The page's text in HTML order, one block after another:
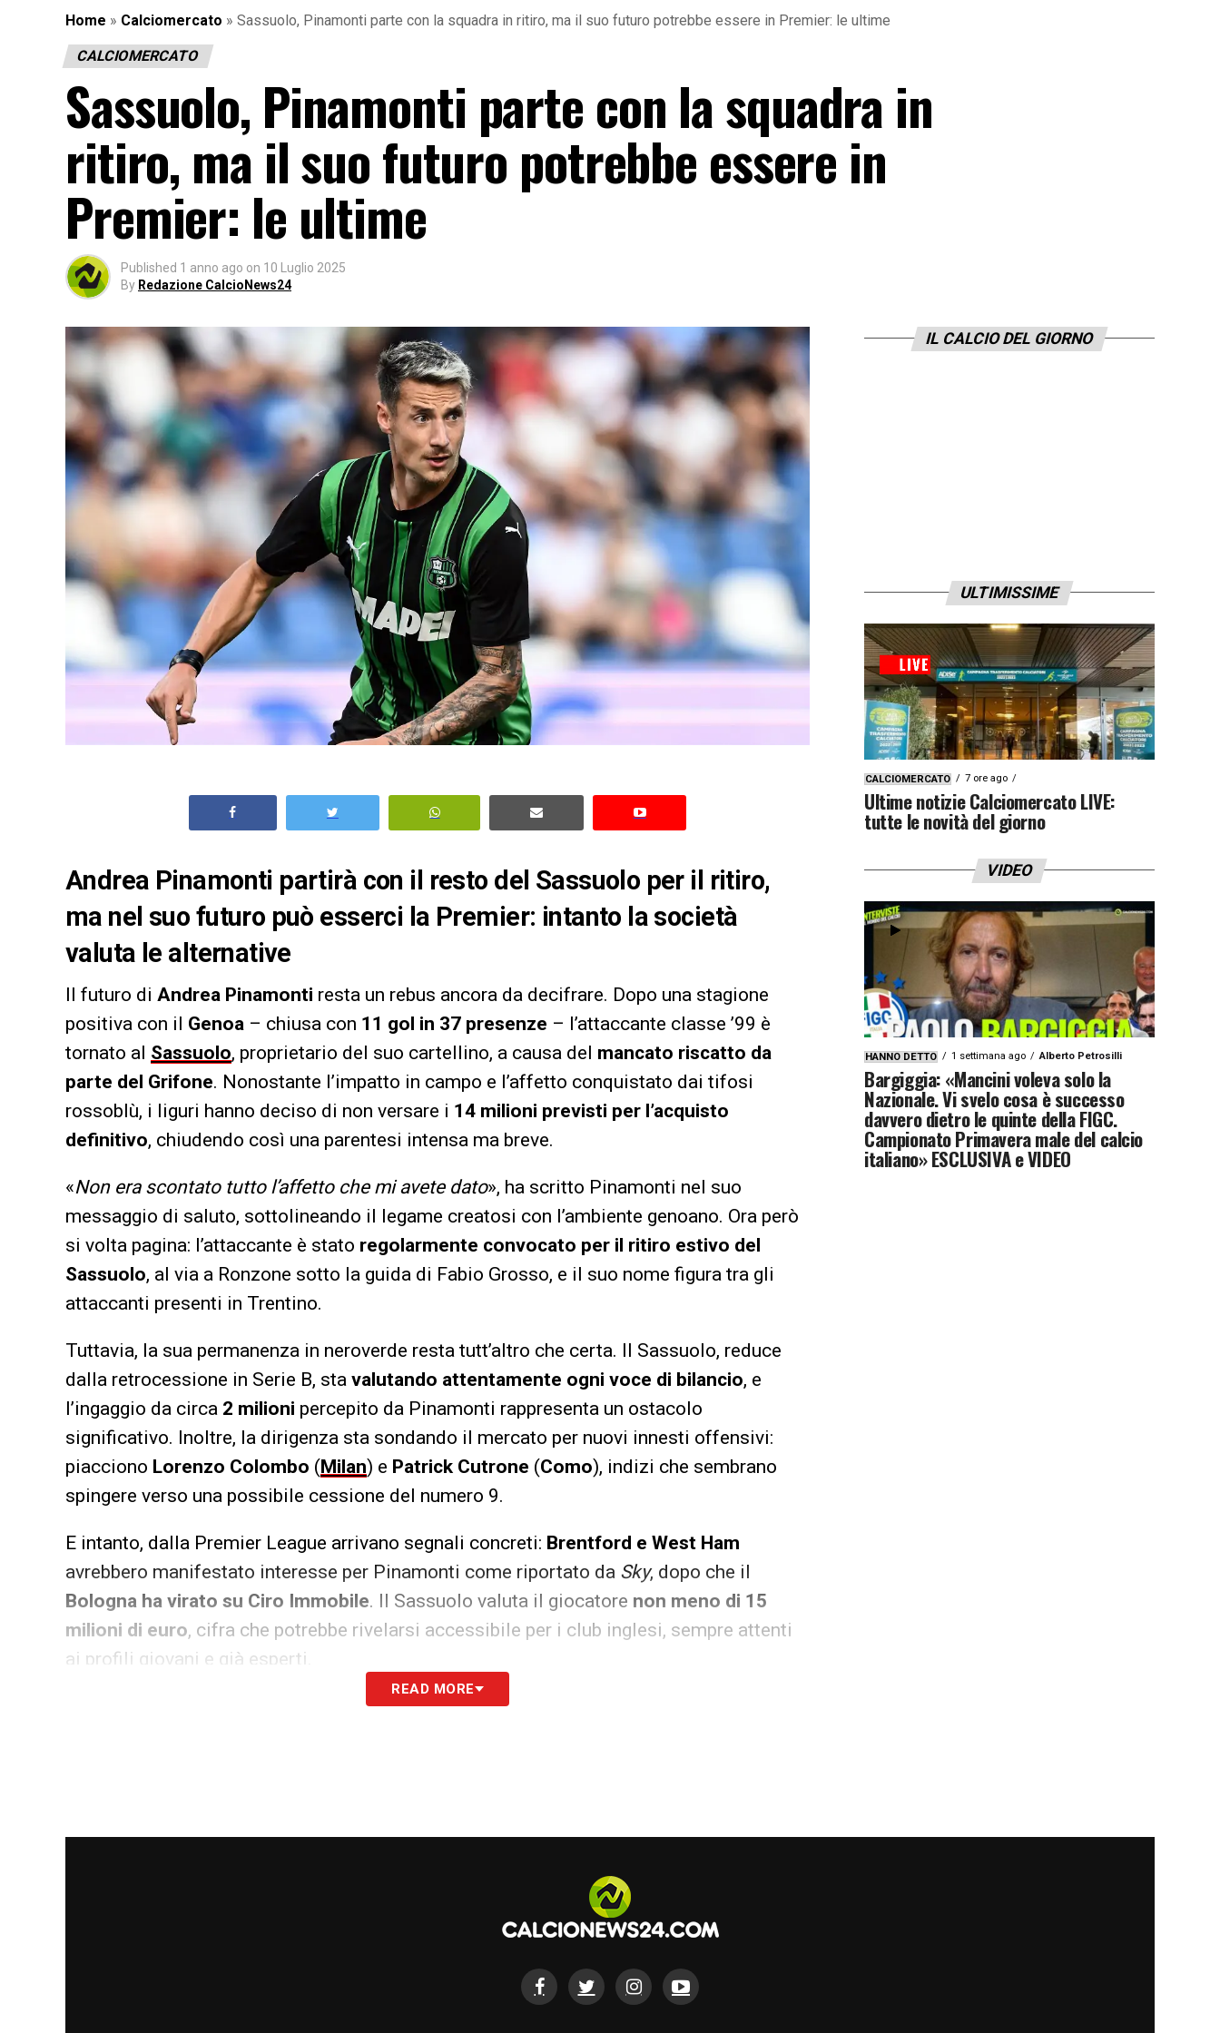
Home » Calciomercato » Sassuolo, Pinamonti parte con la squadra in ritiro, ma il suo futuro potrebbe essere in Premier: le ultime
CALCIOMERCATO
Sassuolo, Pinamonti parte con la squadra in
ritiro, ma il suo futuro potrebbe essere in
Premier: le ultime
Published 1 anno ago on 10 Luglio 2025
By Redazione CalcioNews24
Andrea Pinamonti partirà con il resto del Sassuolo per il ritiro,
ma nel suo futuro può esserci la Premier: intanto la società
valuta le alternative
Il futuro di Andrea Pinamonti resta un rebus ancora da decifrare. Dopo una stagione
positiva con il Genoa – chiusa con 11 gol in 37 presenze – l’attaccante classe ’99 è
tornato al Sassuolo, proprietario del suo cartellino, a causa del mancato riscatto da
parte del Grifone. Nonostante l’impatto in campo e l’affetto conquistato dai tifosi
rossoblù, i liguri hanno deciso di non versare i 14 milioni previsti per l’acquisto
definitivo, chiudendo così una parentesi intensa ma breve.
«Non era scontato tutto l’affetto che mi avete dato», ha scritto Pinamonti nel suo
messaggio di saluto, sottolineando il legame creatosi con l’ambiente genoano. Ora però
si volta pagina: l’attaccante è stato regolarmente convocato per il ritiro estivo del
Sassuolo, al via a Ronzone sotto la guida di Fabio Grosso, e il suo nome figura tra gli
attaccanti presenti in Trentino.
Tuttavia, la sua permanenza in neroverde resta tutt’altro che certa. Il Sassuolo, reduce
dalla retrocessione in Serie B, sta valutando attentamente ogni voce di bilancio, e
l’ingaggio da circa 2 milioni percepito da Pinamonti rappresenta un ostacolo
significativo. Inoltre, la dirigenza sta sondando il mercato per nuovi innesti offensivi:
piacciono Lorenzo Colombo (Milan) e Patrick Cutrone (Como), indizi che sembrano
spingere verso una possibile cessione del numero 9.
E intanto, dalla Premier League arrivano segnali concreti: Brentford e West Ham
avrebbero manifestato interesse per Pinamonti come riportato da Sky, dopo che il
Bologna ha virato su Ciro Immobile. Il Sassuolo valuta il giocatore non meno di 15
milioni di euro, cifra che potrebbe rivelarsi accessibile per i club inglesi, sempre attenti
ai profili giovani e già esperti.
contratto in scadenza nel 2027e 72 presenze condite da 17 gol in neroverde,
READ MORE
IL CALCIO DEL GIORNO
ULTIMISSIME
CALCIOMERCATO 7 ore ago
Ultime notizie Calciomercato LIVE:
tutte le novità del giorno
VIDEO
HANNO DETTO 1 settimana ago Alberto Petrosilli
Bargiggia: «Mancini voleva solo la
Nazionale. Vi svelo cosa è successo
davvero dietro le quinte della FIGC.
Campionato Primavera male del calcio
italiano» ESCLUSIVA e VIDEO